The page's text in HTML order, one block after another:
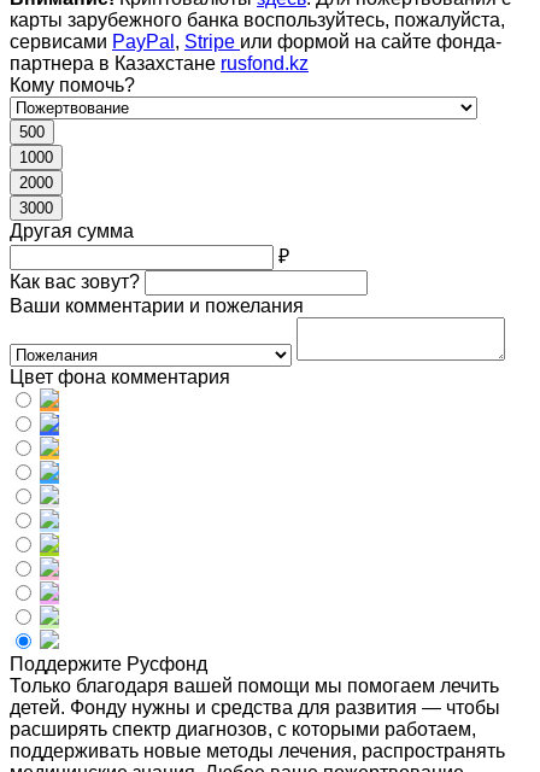
карты зарубежного банка воспользуйтесь, пожалуйста,
сервисами PayPal , Stripe или формой на сайте фонда-
партнера в Казахстане rusfond.kz
Кому помочь?
500
1000
2000
3000
Другая сумма
₽
Как вас зовут?
Ваши комментарии и пожелания
Цвет фона комментария
Поддержите Русфонд
Только благодаря вашей помощи мы помогаем лечить
детей. Фонду нужны и средства для развития — чтобы
расширять спектр диагнозов, с которыми работаем,
поддерживать новые методы лечения, распространять